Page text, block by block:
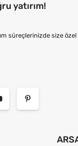
yatırım!
süreçlerinizde size